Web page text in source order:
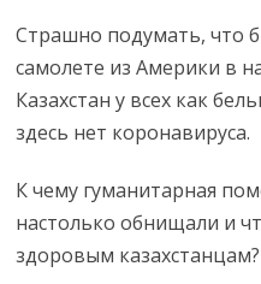
Страшно подумать, что
самолете из Америки в
Казахстан у всех как
здесь нет коронавируса.
К чему гуманитарная
настолько обнищали и
здоровым казахстанцам?